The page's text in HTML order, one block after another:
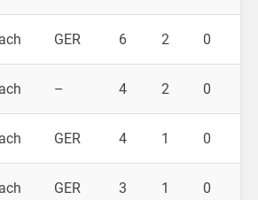
GER 6 2 0
– 4 2 0
GER 4 1 0
GER 3 1 0